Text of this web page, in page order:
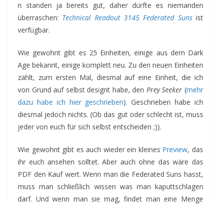
n standen ja bereits gut, daher dürfte es niemanden
überraschen: Technical Readout 3145 Federated Sunsist
verfügbar.
Wie gewohnt gibt es 25 Einheiten, einige aus dem Dark
Age bekannt, einige komplett neu. Zu den neuen Einheiten
zählt, zum ersten Mal, diesmal auf eine Einheit, die ich
von Grund auf selbst designt habe, den Prey Seeker (mehr
dazu habe ich hier geschrieben). Geschrieben habe ich
diesmal jedoch nichts. (Ob das gut oder schlecht ist, muss
jeder von euch für sich selbst entscheiden ;)).
Wie gewohnt gibt es auch wieder ein kleines Preview, das
ihr euch ansehen solltet. Aber auch ohne das wäre das
PDF den Kauf wert. Wenn man die Federated Suns hasst,
muss man schließlich wissen was man kaputtschlagen
darf. Und wenn man sie mag, findet man eine Menge